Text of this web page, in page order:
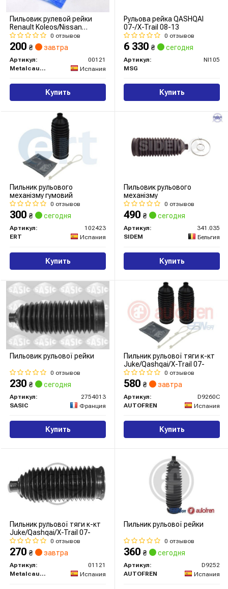
Пильовик рулевой рейки
Renault Koleos/Nissan
Qashqai 2.0 (07-) (00121)
Metalcaucho
0 отзывов
200 ₴ завтра
Артикул:
00121
Metalcaucho
Испания
Купить
Рульова рейка QASHQAI
07-/X-Trail 08-13
0 отзывов
6 330 ₴ сегодня
Артикул:
NI105
MSG
Купить
Пильник рульового
механізму гумовий
0 отзывов
300 ₴ сегодня
Артикул:
102423
ERT
Испания
Купить
Пильовик рульового
механізму
0 отзывов
490 ₴ сегодня
Артикул:
341.035
SIDEM
Бельгия
Купить
Пильовик рульової рейки
0 отзывов
230 ₴ сегодня
Артикул:
2754013
SASIC
Франция
Купить
Пильник рульової тяги к-кт
Juke/Qashqai/X-Trail 07-
0 отзывов
580 ₴ завтра
Артикул:
D9260C
AUTOFREN
Испания
Купить
Пильник рульової тяги к-кт
Juke/Qashqai/X-Trail 07-
0 отзывов
270 ₴ завтра
Артикул:
01121
Metalcaucho
Испания
Пильник рульової рейки
0 отзывов
360 ₴ сегодня
Артикул:
D9252
AUTOFREN
Испания